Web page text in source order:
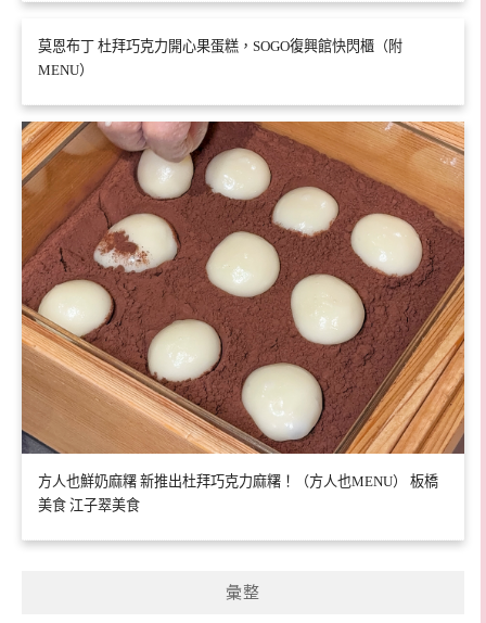
莫恩布丁 杜拜巧克力開心果蛋糕，SOGO復興館快閃櫃（附
MENU）
方人也鮮奶麻糬 新推出杜拜巧克力麻糬！（方人也MENU） 板橋
美食 江子翠美食
彙整